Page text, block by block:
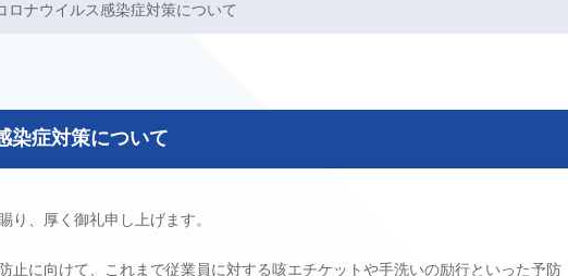
ロナウイルス感染症対策について
染症対策について
り、厚く御礼申し上げます。
止に向けて、これまで従業員に対する咳エチケットや手洗いの励行といった予防